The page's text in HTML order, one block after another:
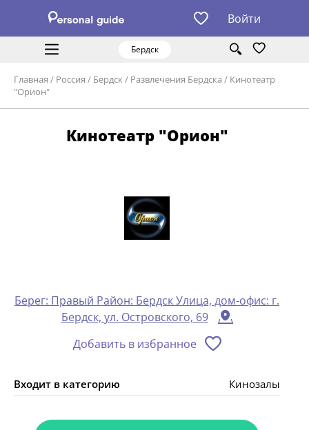
Войти
Бердск
Главная / Россия / Бердск / Развлечения Бердска / Кинотеатр
"Орион"
Кинотеатр "Орион"
Берег: Правый Район: Бердск Улица, дом-офис: г.
Бердск, ул. Островского, 69
Добавить в избранное
Входит в категорию Кинозалы